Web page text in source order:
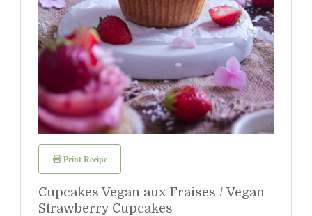
Print Recipe
Cupcakes Vegan aux Fraises / Vegan
Strawberry Cupcakes